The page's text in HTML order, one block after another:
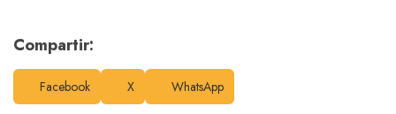
Compartir:
Facebook X WhatsApp